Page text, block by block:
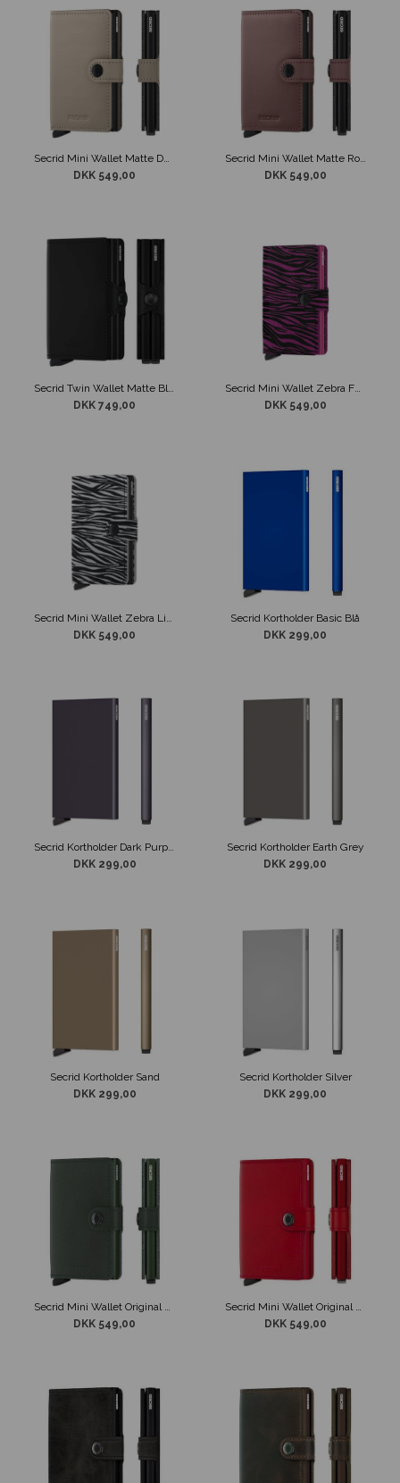
Secrid Mini Wallet Matte Desert
DKK 549,00
Secrid Mini Wallet Matte Rose
DKK 549,00
Secrid Twin Wallet Matte Black
DKK 749,00
Secrid Mini Wallet Zebra Fuchsia
DKK 549,00
DKK 549,00
Secrid Kortholder Basic Blå
DKK 299,00
Secrid Kortholder Dark Purple
DKK 299,00
Secrid Kortholder Earth Grey
DKK 299,00
Secrid Kortholder Sand
DKK 299,00
Secrid Kortholder Silver
DKK 299,00
DKK 549,00
DKK 549,00